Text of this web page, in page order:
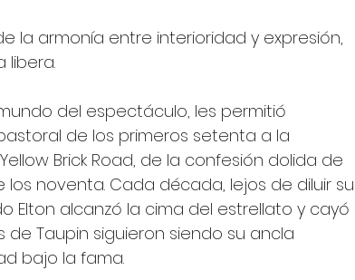
la armonía entre interioridad y expresión,
libera.
del espectáculo, les permitió
de los primeros setenta a la
Brick Road, de la confesión dolida de
noventa. Cada década, lejos de diluir su
Elton alcanzó la cima del estrellato y cayó
Taupin siguieron siendo su ancla
bajo la fama.